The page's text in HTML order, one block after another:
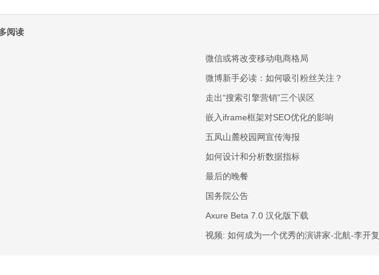
阅读
微信或将改变移动电商格局
微博新手必读：如何吸引粉丝关注？
走出“搜索引擎营销”三个误区
嵌入iframe框架对SEO优化的影响
五凤山麓校园网宣传海报
如何设计和分析数据指标
最后的晚餐
国务院公告
Axure Beta 7.0 汉化版下载
视频: 如何成为一个优秀的演讲家-北航-李开复